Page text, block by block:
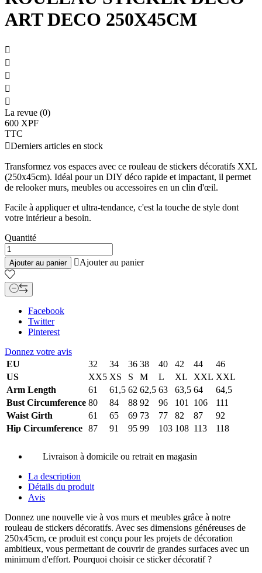
ART DECO 250X45CM





La revue (0)
600 XPF
TTC
Derniers articles en stock
Transformez vos espaces avec ce rouleau de stickers décoratifs XXL
(250x45cm). Idéal pour un DIY déco rapide et impactant, il permet
de relooker murs, meubles ou accessoires en un clin d'œil.
Facile à appliquer et ultra-tendance, c'est la touche de style dont
votre intérieur a besoin.
Quantité
Ajouter au panier Ajouter au panier
Facebook
Twitter
Pinterest
Donnez votre avis
EU
32 34 36 38 40 42 44
46
US
XX5 XS S M L XL XXL XXL
Arm Length
61 61,5 62 62,5 63 63,5 64
64,5
Bust Circumference 80 84 88 92 96 101 106
111
Waist Girth
61 65 69 73 77 82 87
92
Hip Circumference 87 91 95 99 103 108 113 118
Livraison à domicile ou retrait en magasin
La description
Détails du produit
Avis
Donnez une nouvelle vie à vos murs et meubles grâce à notre
rouleau de stickers décoratifs. Avec ses dimensions généreuses de
250x45cm, ce produit est conçu pour les projets de décoration
ambitieux, vous permettant de couvrir de grandes surfaces avec un
minimum d'effort. Pourquoi choisir ce sticker décoratif ?